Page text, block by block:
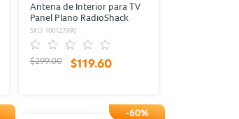
Antena de Interior para TV
Panel Plano RadioShack
Ganancia 5-7DB Negro
SKU: 100127990
$299.00 $119.60
-60%